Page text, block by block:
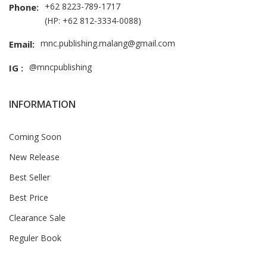
Phone: +62 8223-789-1717
(HP: +62 812-3334-0088)
Email: mnc.publishing.malang@gmail.com
IG : @mncpublishing
INFORMATION
Coming Soon
New Release
Best Seller
Best Price
Clearance Sale
Reguler Book